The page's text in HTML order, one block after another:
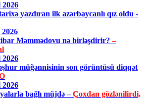
2026
yazdıran ilk azərbaycanlı qız oldu -
Məmmədovu nə birləşdirir?–
2026
müğənnisinin son görüntüsü diqqət
2026
bağlı müjdə –Çoxdan gözlənilirdi,